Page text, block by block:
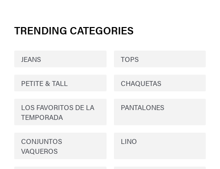
TRENDING CATEGORIES
JEANS TOPS
PETITE & TALL CHAQUETAS
LOS FAVORITOS DE LA
TEMPORADA
PANTALONES
CONJUNTOS
VAQUEROS
LINO